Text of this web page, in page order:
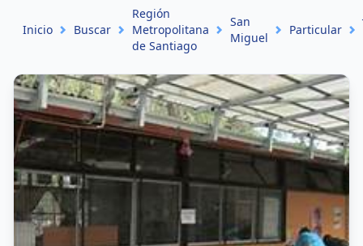
Inicio Buscar
Región
Metropolitana
de Santiago
San
Miguel
Particular